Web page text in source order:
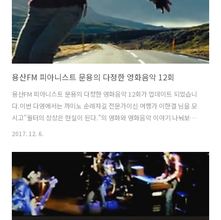
용산FM 피아니스트 문용의 다정한 영화음악 12회
용산FM 피아니스트 문용의 다정한 영화음악 12회가 업데이트 되었습니
다.이번 다영에서는 까미노 순례자길 전문가이신 여행가 이한결 님을 모
시고"월터의 상상은 현실이 된다."의 영화와 영화음악 이야기 나눠보았
습니다. 다정한 영화음악 12회 녹음은 문타라스튜디오에서 이뤄졌습니
바랍니다.댓글과 좋아요는 많은 힘이 됩니다 :) 팟티:
https://www.podty.me/episode/14229922팟빵:
http://www.podbbang.com/ch/7604?e=22474835
2017. 12. 6.